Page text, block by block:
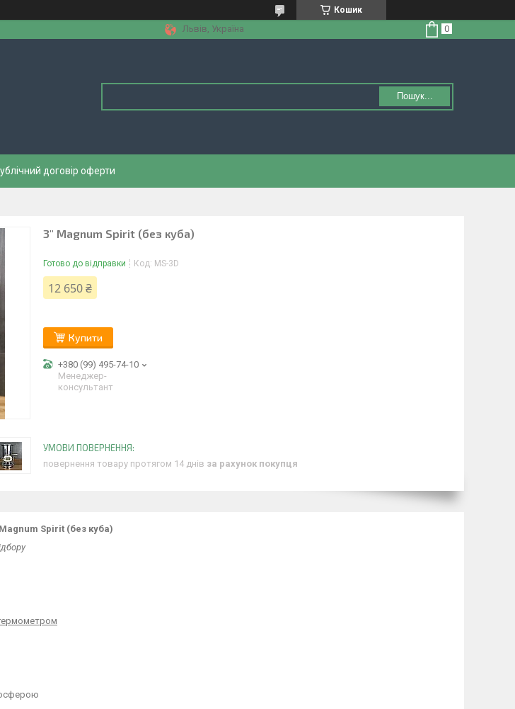
Кошик
Львів, Україна
Пошук...
договір оферти
3" Magnum Spirit (без куба)
Готово до відправки Код: MS-3D
12 650 ₴
Купити
+380 (99) 495-74-10
Менеджер-
консультант
повернення товару протягом 14 днів за рахунок покупця
Spirit (без куба)